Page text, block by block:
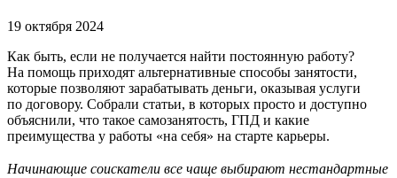
19 октября 2024
Как быть, если не получается найти постоянную работу?
На помощь приходят альтернативные способы занятости,
которые позволяют зарабатывать деньги, оказывая услуги
по договору. Собрали статьи, в которых просто и доступно
объяснили, что такое самозанятость, ГПД и какие
преимущества у работы «на себя» на старте карьеры.
Начинающие соискатели все чаще выбирают нестандартные